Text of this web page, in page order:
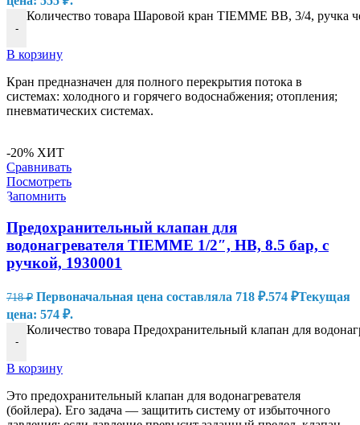
-
Количество товара Шаровой кран TIEMME ВВ, 3/4, ручка
В корзину
Кран предназначен для полного перекрытия потока в
системах: холодного и горячего водоснабжения; отопления;
пневматических системах.
-20% ХИТ
Сравнивать
Посмотреть
Запомнить
Предохранительный клапан для
водонагревателя TIEMME 1/2″, НВ, 8.5 бар, с
ручкой, 1930001
718₽ Первоначальная цена составляла 718 ₽.574 ₽Текущая
цена: 574 ₽.
-
Количество товара Предохранительный клапан для
В корзину
Это предохранительный клапан для водонагревателя
(бойлера). Его задача — защитить систему от избыточного